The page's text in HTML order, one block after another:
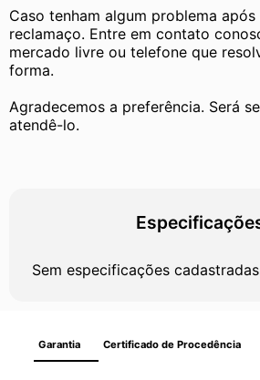
Caso tenham algum problema
reclamaço. Entre em contato
mercado livre ou telefone que
forma.
Agradecemos a preferência. Será
atendê-lo.
Sem especificações
Garantia Certificado de Procedência